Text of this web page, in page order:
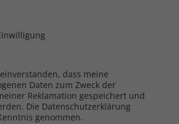
dass meine
Daten zum Zweck der
Reklamation gespeichert und
Die Datenschutzerklärung
genommen.
Statistik
anzeigen